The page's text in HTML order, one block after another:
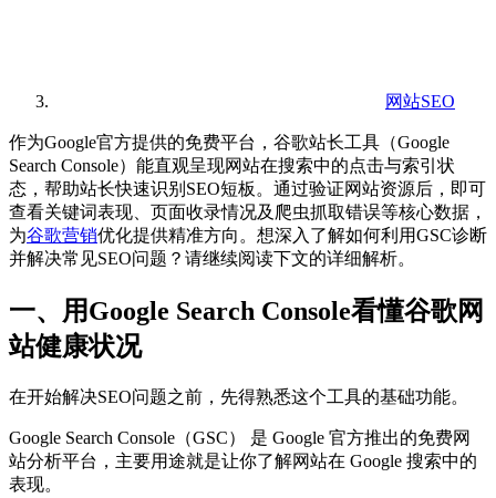
网站SEO
作为Google官方提供的免费平台，谷歌站长工具（Google
Search Console）能直观呈现网站在搜索中的点击与索引状
态，帮助站长快速识别SEO短板。通过验证网站资源后，即可
查看关键词表现、页面收录情况及爬虫抓取错误等核心数据，
为谷歌营销优化提供精准方向。想深入了解如何利用GSC诊断
并解决常见SEO问题？请继续阅读下文的详细解析。
一、用Google Search Console看懂谷歌网
站健康状况
在开始解决SEO问题之前，先得熟悉这个工具的基础功能。
Google Search Console（GSC） 是 Google 官方推出的免费网
站分析平台，主要用途就是让你了解网站在 Google 搜索中的
表现。